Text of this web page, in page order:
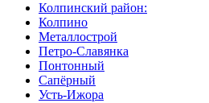
Колпинский район:
Колпино
Металлострой
Петро-Славянка
Понтонный
Сапёрный
Усть-Ижора